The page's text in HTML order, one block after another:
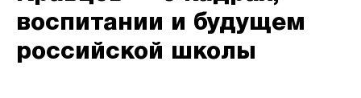
воспитании и будущем
российской школы